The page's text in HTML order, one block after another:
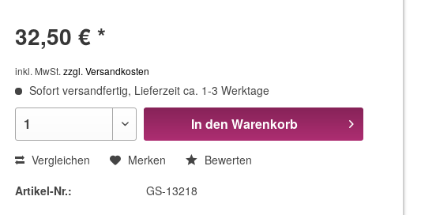
32,50 € *
inkl. MwSt.zzgl. Versandkosten
Sofort versandfertig, Lieferzeit ca. 1-3 Werktage
In den Warenkorb
Vergleichen Merken
Bewerten
Artikel-Nr.:
GS-13218